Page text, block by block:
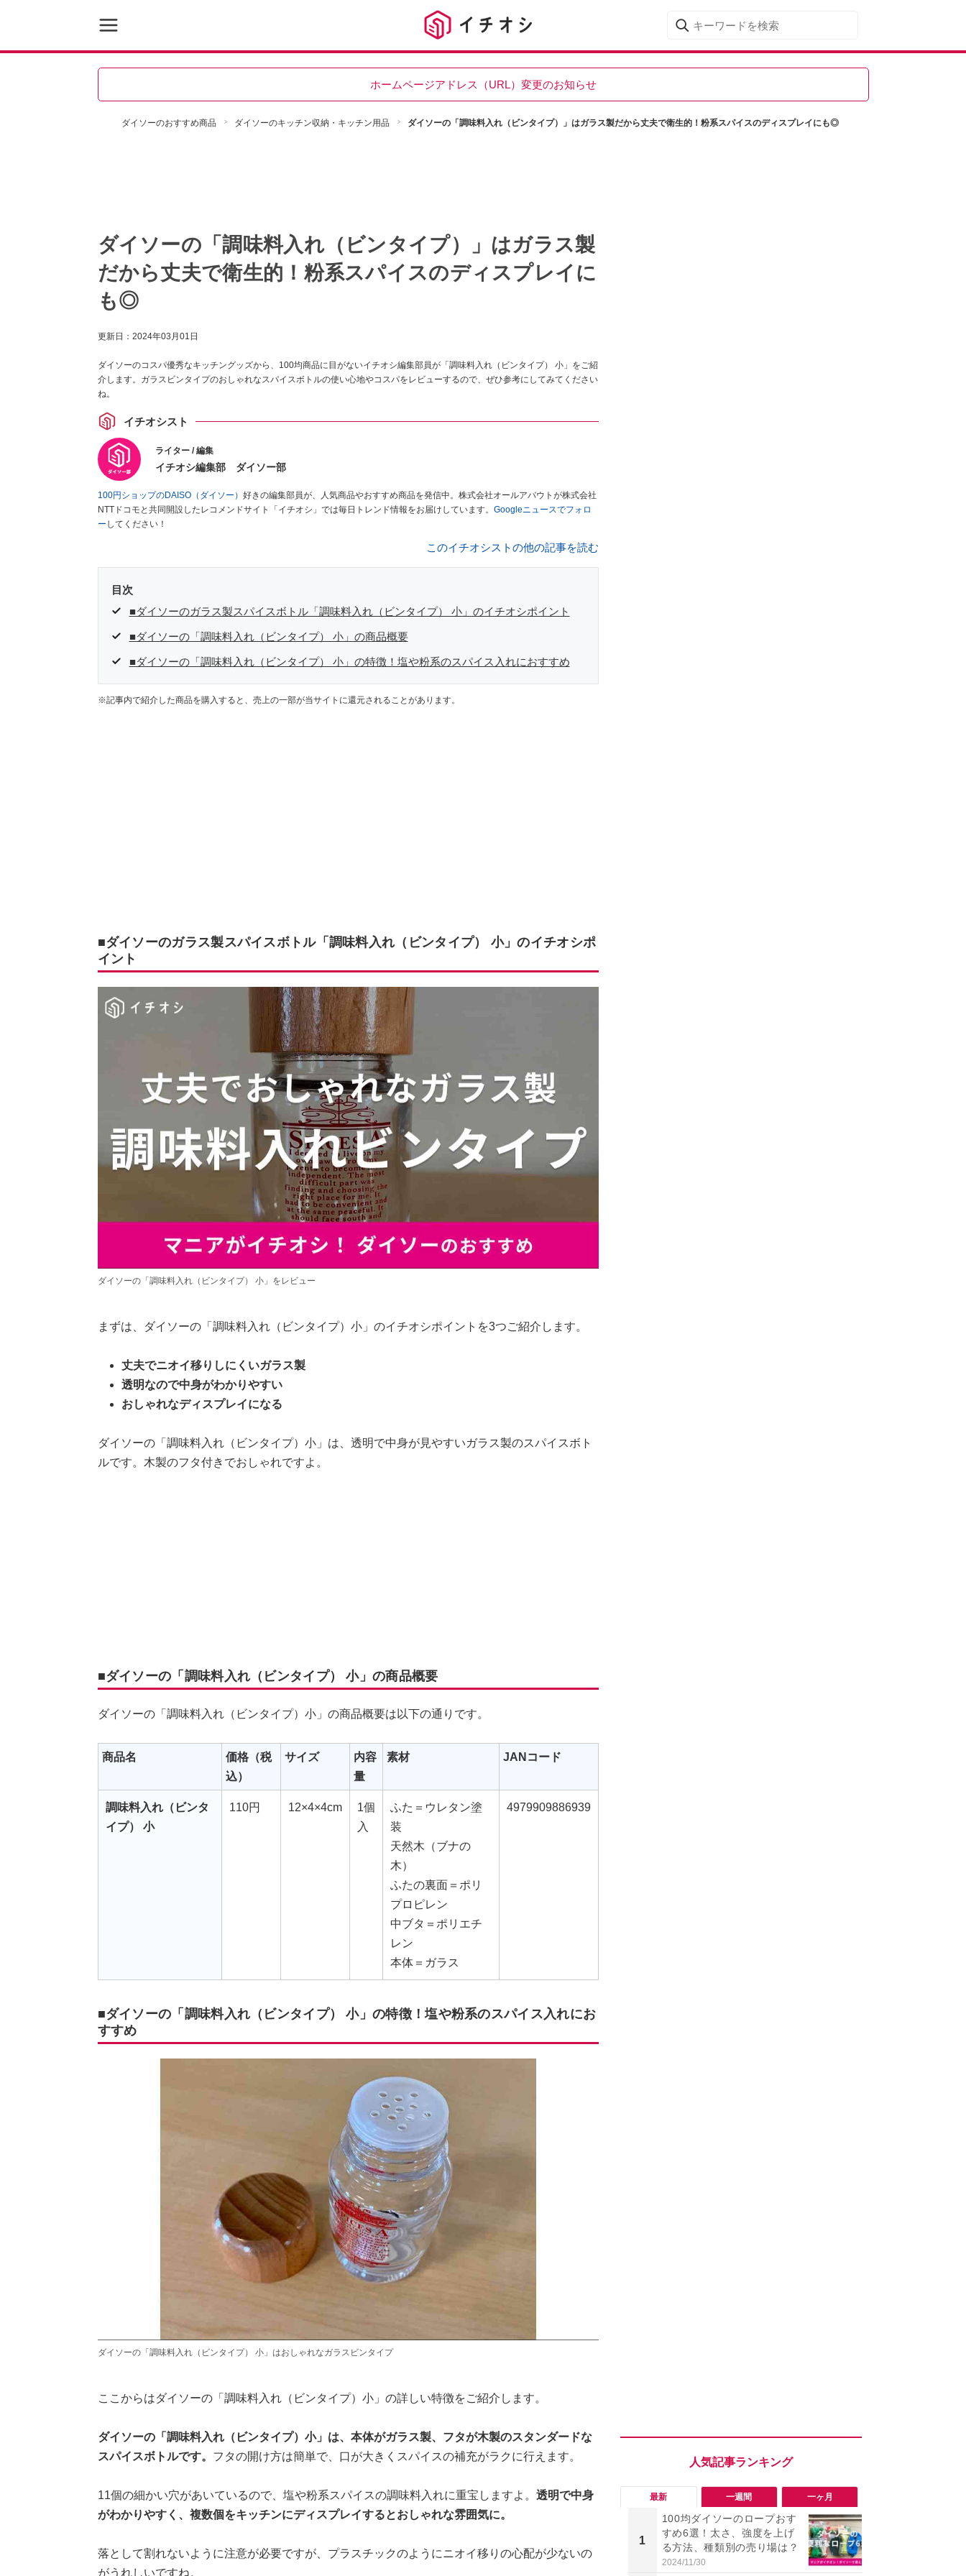
ホームページアドレス（URL）変更のお知らせ
ダイソーのおすすめ商品 ダイソーのキッチン収納・キッチン用品 ダイソーの「調味料入れ（ビンタイプ）」はガラス製だから丈夫で衛生的！粉系スパイスのディスプレイにも◎
ダイソーの「調味料入れ（ビンタイプ）」はガラス製
だから丈夫で衛生的！粉系スパイスのディスプレイに
も◎
更新日： 2024年03月01日
ダイソーのコスパ優秀なキッチングッズから、100均商品に目がないイチオシ編集部員が「調味料入れ（ビンタイプ） 小」をご紹
介します。ガラスビンタイプのおしゃれなスパイスボトルの使い心地やコスパをレビューするので、ぜひ参考にしてみてください
ね。
イチオシスト
ライター / 編集
イチオシ編集部 ダイソー部
100円ショップのDAISO（ダイソー） 好きの編集部員が、人気商品やおすすめ商品を発信中。株式会社オールアバウトが株式会社
NTTドコモと共同開設したレコメンドサイト「イチオシ」では毎日トレンド情報をお届けしています。 Googleニュースでフォロ
ー してください！
このイチオシストの他の記事を読む
目次
■ダイソーのガラス製スパイスボトル「調味料入れ（ビンタイプ） 小」のイチオシポイント
■ダイソーの「調味料入れ（ビンタイプ） 小」の商品概要
■ダイソーの「調味料入れ（ビンタイプ） 小」の特徴！塩や粉系のスパイス入れにおすすめ
※記事内で紹介した商品を購入すると、売上の一部が当サイトに還元されることがあります。
■ダイソーのガラス製スパイスボトル「調味料入れ（ビンタイプ） 小」のイチオシポ
イント
ダイソーの「調味料入れ（ビンタイプ） 小」をレビュー
まずは、ダイソーの「調味料入れ（ビンタイプ）小」のイチオシポイントを3つご紹介します。
丈夫でニオイ移りしにくいガラス製
透明なので中身がわかりやすい
おしゃれなディスプレイになる
ダイソーの「調味料入れ（ビンタイプ）小」は、透明で中身が見やすいガラス製のスパイスボト
ルです。木製のフタ付きでおしゃれですよ。
■ダイソーの「調味料入れ（ビンタイプ） 小」の商品概要
ダイソーの「調味料入れ（ビンタイプ）小」の商品概要は以下の通りです。
商品名
価格（税
込）
サイズ
内容
量
素材 JANコード
調味料入れ（ビンタ
イプ） 小
110円 12×4×4cm
1個
入
ふた＝ウレタン塗
装
天然木（ブナの
木）
ふたの裏面＝ポリ
プロピレン
中ブタ＝ポリエチ
レン
本体＝ガラス
4979909886939
■ダイソーの「調味料入れ（ビンタイプ） 小」の特徴！塩や粉系のスパイス入れにお
すすめ
ダイソーの「調味料入れ（ビンタイプ） 小」はおしゃれなガラスビンタイプ
ここからはダイソーの「調味料入れ（ビンタイプ）小」の詳しい特徴をご紹介します。
ダイソーの「調味料入れ（ビンタイプ）小」は、本体がガラス製、フタが木製のスタンダードな
スパイスボトルです。 フタの開け方は簡単で、口が大きくスパイスの補充がラクに行えます。
11個の細かい穴があいているので、塩や粉系スパイスの調味料入れに重宝しますよ。 透明で中身
がわかりやすく、複数個をキッチンにディスプレイするとおしゃれな雰囲気に。
落として割れないように注意が必要ですが、プラスチックのようにニオイ移りの心配が少ないの
がうれしいですね。
最新 一週間 一ヶ月
1
100均ダイソーのロープおす
すめ6選！太さ、強度を上げ
る方法、種類別の売り場は？
2024/11/30